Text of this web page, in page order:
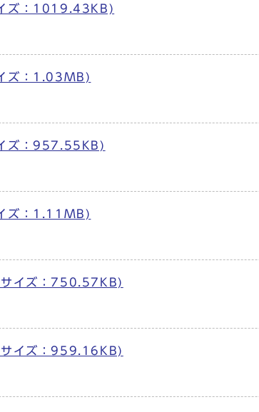
ズ：1019.43KB)
ズ：1.03MB)
ズ：957.55KB)
ズ：1.11MB)
イズ：750.57KB)
イズ：959.16KB)